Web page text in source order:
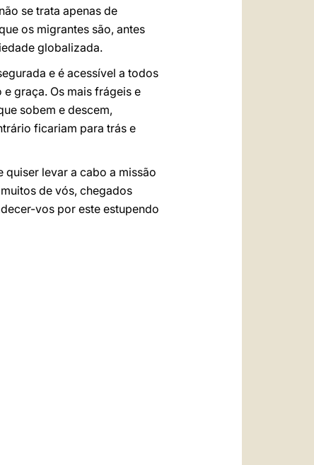
se trata apenas de
os migrantes são, antes
globalizada.
e é acessível a todos
graça. Os mais frágeis e
sobem e descem,
ficariam para trás e
quiser levar a cabo a missão
de vós, chegados
vos por este estupendo